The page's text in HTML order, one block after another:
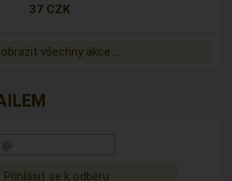
37 CZK
všechny akce ...